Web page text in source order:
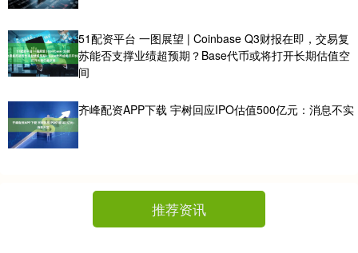
51配资平台 一图展望 | Coinbase Q3财报在即，交易复
苏能否支撑业绩超预期？Base代币或将打开长期估值空
间
齐峰配资APP下载 宇树回应IPO估值500亿元：消息不实
推荐资讯